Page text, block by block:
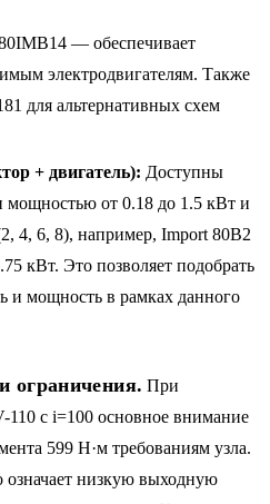
— обеспечивает
электродвигателям. Также
для альтернативных схем
+ двигатель): Доступны
мощностью от 0.18 до 1.5 кВт и
4, 6, 8), например, Import 80B2
кВт. Это позволяет подобрать
и мощность в рамках данного
ограничения. При
с i=100 основное внимание
599 Н·м требованиям узла.
означает низкую выходную